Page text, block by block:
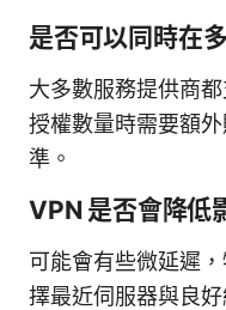
是否可以同時在
大多數服務提供商
授權數量時需要額
準。
VPN 是否會降低
可能會有些微延遲
擇最近伺服器與良